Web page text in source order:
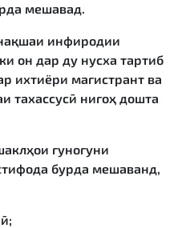
мешавад.
инфиродии
он дар ду нусха тартиб
ихтиёри магистрант ва
тахассусӣ нигоҳ дошта
гуногуни
бурда мешаванд,